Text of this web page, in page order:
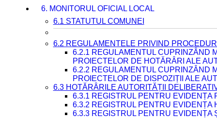
6. MONITORUL OFICIAL LOCAL
6.1 STATUTUL COMUNEI
6.2 REGULAMENTELE PRIVIND
6.2.1 REGULAMENTUL CUPRINZÂND
PROIECTELOR DE HOTĂRÂRI ALE
6.2.2 REGULAMENTUL CUPRINZÂND
PROIECTELOR DE DISPOZIȚII ALE
6.3 HOTĂRÂRILE AUTORITĂȚII
6.3.1 REGISTRUL PENTRU EVIDENȚA
6.3.2 REGISTRUL PENTRU EVIDENȚA
6.3.3 REGISTRUL PENTRU EVIDENȚA